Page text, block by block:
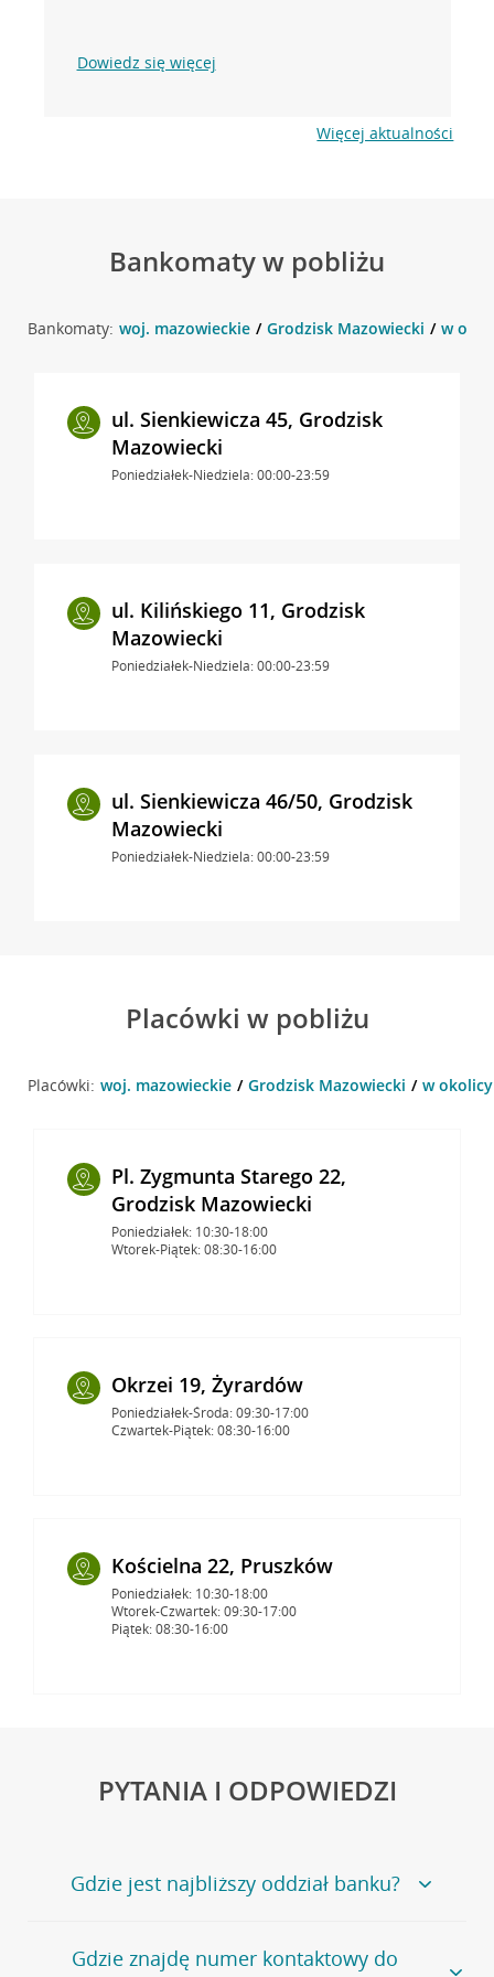
Dowiedz się więcej
Więcej aktualności
Bankomaty w pobliżu
Bankomaty: woj. mazowieckie Grodzisk Mazowiecki w
ul. Sienkiewicza 45, Grodzisk
Mazowiecki
Poniedziałek-Niedziela: 00:00-23:59
ul. Kilińskiego 11, Grodzisk
Mazowiecki
Poniedziałek-Niedziela: 00:00-23:59
ul. Sienkiewicza 46/50, Grodzisk
Mazowiecki
Poniedziałek-Niedziela: 00:00-23:59
Placówki w pobliżu
Placówki: woj. mazowieckie Grodzisk Mazowiecki w
Pl. Zygmunta Starego 22,
Grodzisk Mazowiecki
Poniedziałek: 10:30-18:00
Wtorek-Piątek: 08:30-16:00
Okrzei 19, Żyrardów
Poniedziałek-Środa: 09:30-17:00
Czwartek-Piątek: 08:30-16:00
Kościelna 22, Pruszków
Poniedziałek: 10:30-18:00
Wtorek-Czwartek: 09:30-17:00
Piątek: 08:30-16:00
PYTANIA I ODPOWIEDZI
Gdzie jest najbliższy oddział banku?
Jeśli szukasz oddziału naszego banku, zapraszamy na
stronęPlacówki i bankomaty, na której znajduje się
Gdzie znajdę numer kontaktowy do